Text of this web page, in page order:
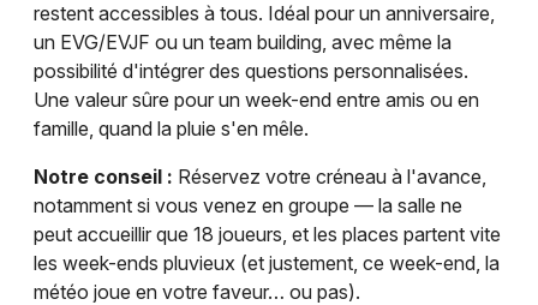
restent accessibles à tous. Idéal pour un anniversaire,
un EVG/EVJF ou un team building, avec même la
possibilité d'intégrer des questions personnalisées.
Une valeur sûre pour un week-end entre amis ou en
famille, quand la pluie s'en mêle.
Notre conseil : Réservez votre créneau à l'avance,
notamment si vous venez en groupe — la salle ne
peut accueillir que 18 joueurs, et les places partent vite
les week-ends pluvieux (et justement, ce week-end, la
météo joue en votre faveur… ou pas).